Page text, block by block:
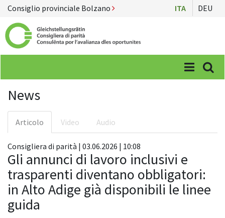
Consiglio provinciale Bolzano ITA DEU
Menü
News
Articolo Video Audio
Consigliera di parità | 03.06.2026 | 10:08
Gli annunci di lavoro inclusivi e
trasparenti diventano obbligatori:
in Alto Adige già disponibili le linee
guida